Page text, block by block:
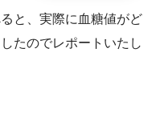
と、実際に血糖値がど
たのでレポートいたし